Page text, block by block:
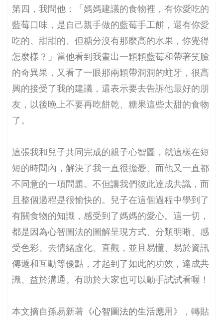
第四，我問他：「媽媽建議的食物裡，有你愛吃的
藍莓口味，是自己親手做的藍莓手工餅，還有你愛
吃的、甜甜的、但糖分沒有那麼高的水果，你覺得
怎麼樣？」當他看到我畫出一顆顆藍莓和帶著笑臉
的奇異果，又看了一眼那兩顆帶洞洞的蛀牙，很高
興的接受了我的建議，還表示要去告訴他最好的朋
友，以後晚上不要再吃餅乾、糖果這些太甜的食物
了。
這張我和兒子共同完成的親子心智圖，就這樣在短
短的時間內，解決了我一直很擔憂、而他又一直都
不同意的一項問題。不但讓我們彼此達成共識，而
且整個過程是很愉快的。兒子在這個過程中學到了
有關食物的知識，感受到了媽媽的愛心。這一切，
都是因為心智圖法的圖解呈現方式、分類明晰、感
受色彩、去情緒虛化、直觀，並且易懂、易於資訊
傳遞和互動等優點，才起到了如此的功效，達成共
識、益於溝通。有助於大家也可以動手試試看喔！
本文摘自孫易新著 《心智圖法的生活應用》 ，轉貼